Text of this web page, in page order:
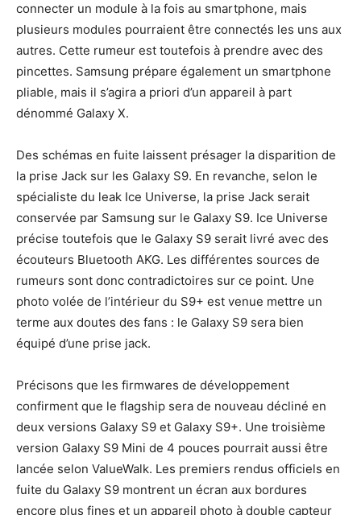
connecter un module à la fois au smartphone, mais
plusieurs modules pourraient être connectés les uns aux
autres. Cette rumeur est toutefois à prendre avec des
pincettes. Samsung prépare également un smartphone
pliable, mais il s’agira a priori d’un appareil à part
dénommé Galaxy X.
Des schémas en fuite laissent présager la disparition de
la prise Jack sur les Galaxy S9. En revanche, selon le
spécialiste du leak Ice Universe, la prise Jack serait
conservée par Samsung sur le Galaxy S9. Ice Universe
précise toutefois que le Galaxy S9 serait livré avec des
écouteurs Bluetooth AKG. Les différentes sources de
rumeurs sont donc contradictoires sur ce point. Une
photo volée de l’intérieur du S9+ est venue mettre un
terme aux doutes des fans : le Galaxy S9 sera bien
équipé d’une prise jack.
Précisons que les firmwares de développement
confirment que le flagship sera de nouveau décliné en
deux versions Galaxy S9 et Galaxy S9+. Une troisième
version Galaxy S9 Mini de 4 pouces pourrait aussi être
lancée selon ValueWalk. Les premiers rendus officiels en
fuite du Galaxy S9 montrent un écran aux bordures
encore plus fines et un appareil photo à double capteur